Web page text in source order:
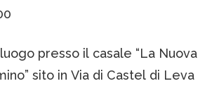
presso il casale “La Nuova
sito in Via di Castel di Leva